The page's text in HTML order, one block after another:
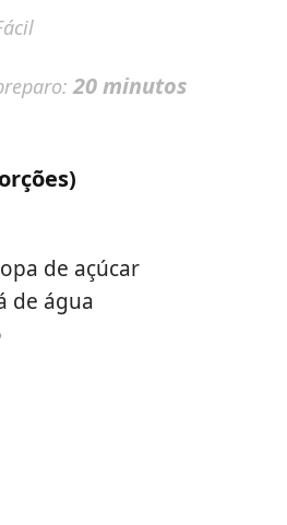
20 minutos
de açúcar
de água